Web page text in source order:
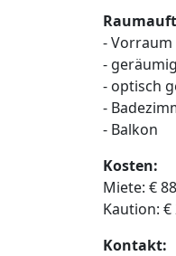
- Vorraum
-
- optisch
-
- Balkon
Kosten:
Miete: €
Kaution: €
Kontakt: